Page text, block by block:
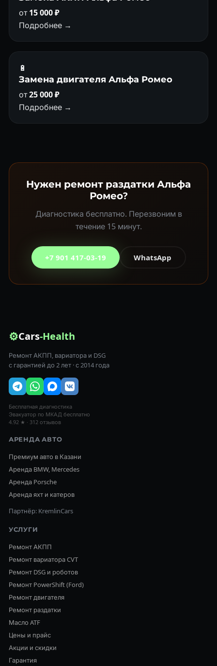
от15 000 ₽
Подробнее →
🔋
Замена двигателя Альфа Ромео
от25 000 ₽
Подробнее →
Нужен ремонт раздатки Альфа
Ромео?
Диагностика бесплатно. Перезвоним в
течение 15 минут.
+7 901 417-03-19 WhatsApp
⚙Cars-Health
Ремонт АКПП, вариатора и DSG
с гарантией до 2 лет · с 2014 года
Бесплатная диагностика
Эвакуатор по МКАД бесплатно
4.92 ★ · 312 отзывов
АРЕНДА АВТО
Премиум авто в Казани
Аренда BMW, Mercedes
Аренда Porsche
Аренда яхт и катеров
Партнёр: KremlinCars
УСЛУГИ
Ремонт АКПП
Ремонт вариатора CVT
Ремонт DSG и роботов
Ремонт PowerShift (Ford)
Ремонт двигателя
Ремонт раздатки
Масло ATF
Цены и прайс
Акции и скидки
Гарантия